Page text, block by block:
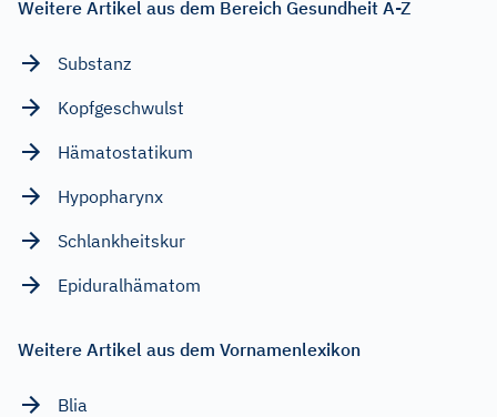
Weitere Artikel aus dem Bereich Gesundheit A-Z
Substanz
Kopfgeschwulst
Hämatostatikum
Hypopharynx
Schlankheitskur
Epiduralhämatom
Weitere Artikel aus dem Vornamenlexikon
Blia